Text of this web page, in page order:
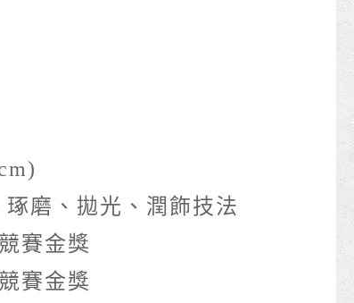
磨、拋光、潤飾技法
賽金獎
賽金獎